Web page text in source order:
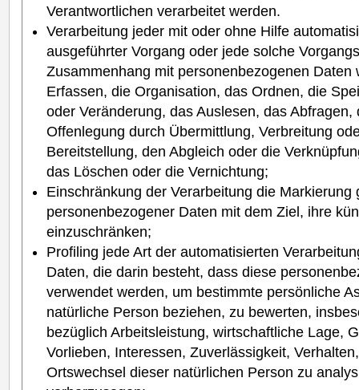
Verantwortlichen verarbeitet werden.
Verarbeitung jeder mit oder ohne Hilfe
ausgeführter Vorgang oder jede solche
Zusammenhang mit personenbezogenen Daten
Erfassen, die Organisation, das Ordnen, die
oder Veränderung, das Auslesen, das Abfragen,
Offenlegung durch Übermittlung, Verbreitung
Bereitstellung, den Abgleich oder die
das Löschen oder die Vernichtung;
Einschränkung der Verarbeitung die
personenbezogener Daten mit dem Ziel, ihre
einzuschränken;
Profiling jede Art der automatisierten
Daten, die darin besteht, dass diese
verwendet werden, um bestimmte persönliche
natürliche Person beziehen, zu bewerten,
bezüglich Arbeitsleistung, wirtschaftliche Lage,
Vorlieben, Interessen, Zuverlässigkeit,
Ortswechsel dieser natürlichen Person zu